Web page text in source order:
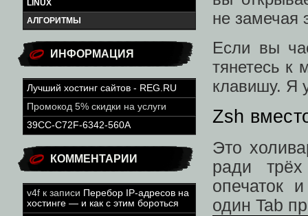
LINUX
АЛГОРИТМЫ
ИНФОРМАЦИЯ
Лучший хостинг сайтов - REG.RU
Промокод 5% скидки на услуги
39CC-C72F-6342-560A
КОММЕНТАРИИ
v4f к записи Перебор IP-адресов на
хостинге — и как с этим бороться
не замечая
Если вы
тянетесь к
клавишу. Я
Zsh
Это
ради
опечаток
один Tab